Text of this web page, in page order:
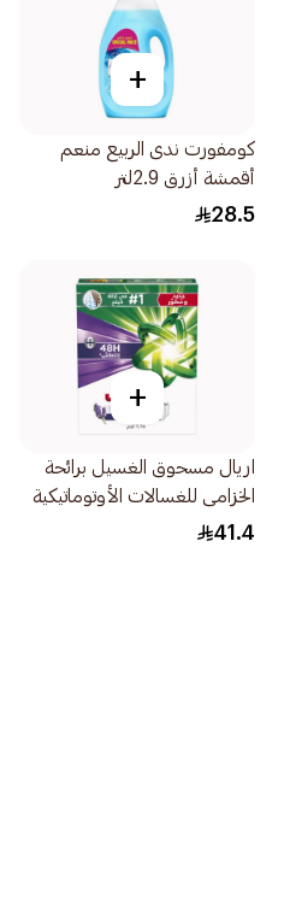
+
كومفورت ندى الربيع منعم
أقمشة أزرق 2.9لتر
28.5
+
اريال مسحوق الغسيل برائحة
الخزامى للغسالات الأوتوماتيكية
2.25كيلو
41.4